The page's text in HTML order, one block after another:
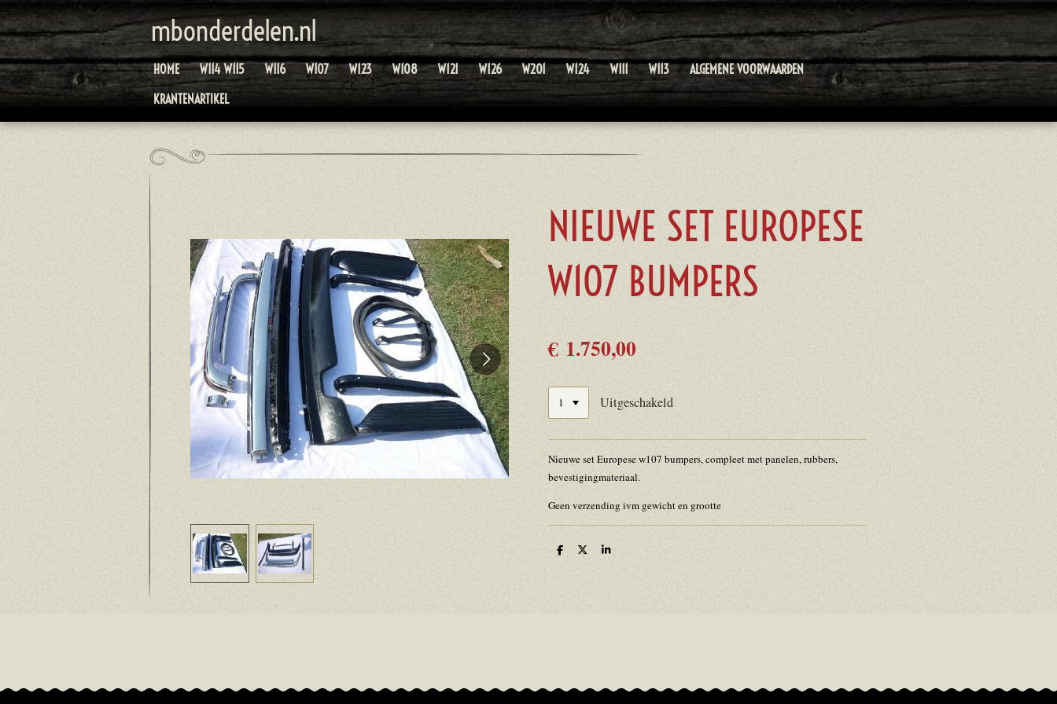
Ga
direct
naar
de
hoofdinhoud
mbonderdelen.nl
HOME W114 W115 W116 W107 W123 W108 W121 W126 W201 W124 W111 W113
ALGEMENE VOORWAARDEN
KRANTENARTIKEL
NIEUWE SET EUROPESE
W107 BUMPERS
€ 1.750,00
Uitgeschakeld
Nieuwe set Europese w107 bumpers, compleet met panelen, rubbers,
bevestigingmateriaal.
Geen verzending ivm gewicht en grootte
D
D
S